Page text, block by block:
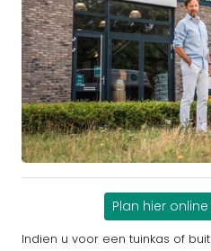
Plan hier
Indien u voor een tuinkas of